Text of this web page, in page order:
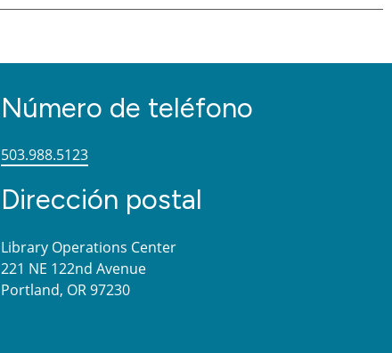
Número de teléfono
503.988.5123
Dirección postal
Library Operations Center
221 NE 122nd Avenue
Portland, OR 97230